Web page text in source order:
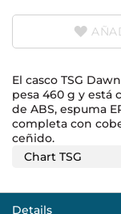
El casco TSG
pesa 460 g y está
de ABS, espuma
completa con
ceñido.
Chart TSG
Details